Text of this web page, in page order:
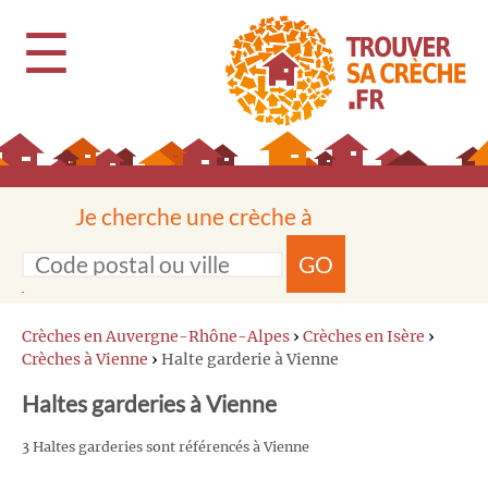
☰
Je cherche une crèche à
GO
Crèches en Auvergne-Rhône-Alpes › Crèches en Isère ›
Crèches à Vienne › Halte garderie à Vienne
Haltes garderies à Vienne
3 Haltes garderies sont référencés à Vienne